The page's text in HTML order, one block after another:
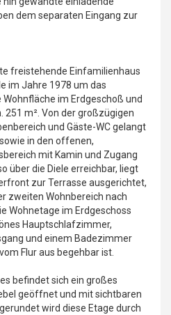
dem separaten Eingang zur
freistehende Einfamilienhaus
im Jahre 1978 um das
im Erdgeschoß und
m². Von der großzügigen
und Gäste-WC gelangt
in den offenen,
mit Kamin und Zugang
über die Diele erreichbar, liegt
zur Terrasse ausgerichtet,
zweiten Wohnbereich nach
Wohnetage im Erdgeschoss
Hauptschlafzimmer,
und einem Badezimmer
Flur aus begehbar ist.
befindet sich ein großes
geöffnet und mit sichtbaren
wird diese Etage durch